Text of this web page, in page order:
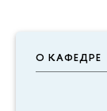
О КАФЕДРЕ